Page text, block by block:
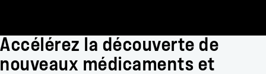
Accélérez la découverte de
nouveaux médicaments et